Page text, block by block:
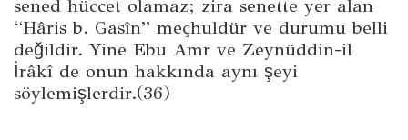
sened hüccet olamaz; zira senette yer alan
“Hâris b. Gasîn” meçhuldür ve durumu belli
değildir. Yine Ebu Amr ve Zeynüddin-il
İrâkî de onun hakkında aynı şeyi
söylemişlerdir.(36)